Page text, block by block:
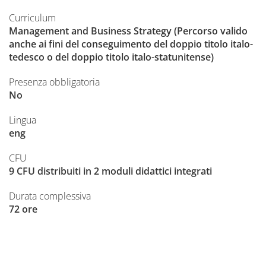
Curriculum
Management and Business Strategy (Percorso valido
anche ai fini del conseguimento del doppio titolo italo-
tedesco o del doppio titolo italo-statunitense)
Presenza obbligatoria
No
Lingua
eng
CFU
9 CFU distribuiti in 2 moduli didattici integrati
Durata complessiva
72 ore